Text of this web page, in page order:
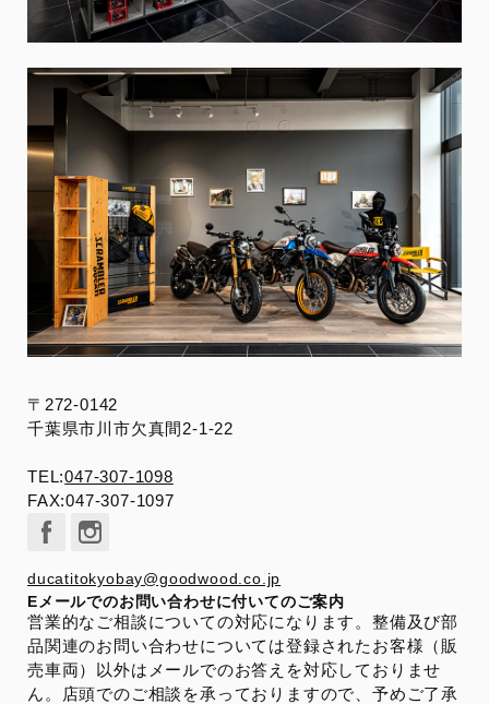
〒272-0142
千葉県市川市欠真間2-1-22
TEL:047-307-1098
FAX:047-307-1097
ducatitokyobay@goodwood.co.jp
Eメールでのお問い合わせに付いてのご案内
営業的なご相談についての対応になります。整備及び部
品関連のお問い合わせについては登録されたお客様（販
売車両）以外はメールでのお答えを対応しておりませ
ん。店頭でのご相談を承っておりますので、予めご了承